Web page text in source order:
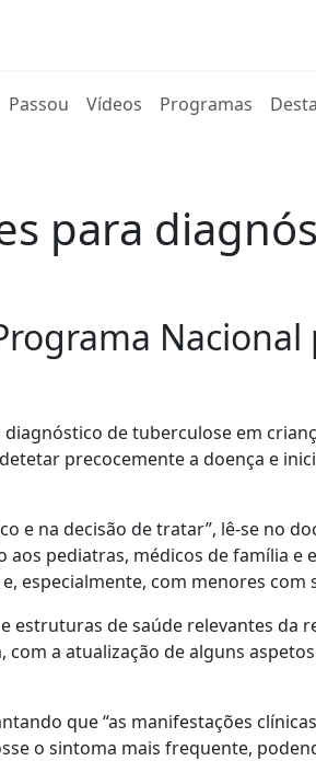
Passou Vídeos Programas
para
Nacional
de tuberculose em
precocemente a doença e
e na decisão de tratar”, lê-se no
pediatras, médicos de família e
especialmente, com menores com
de saúde relevantes da
a atualização de alguns
que “as manifestações
o sintoma mais frequente,